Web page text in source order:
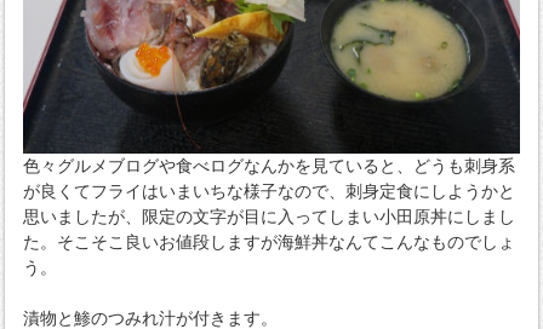
色々グルメブログや食べログなんかを見ていると、どうも刺身系
が良くてフライはいまいちな様子なので、刺身定食にしようかと
思いましたが、限定の文字が目に入ってしまい小田原丼にしまし
た。そこそこ良いお値段しますが海鮮丼なんてこんなものでしょ
う。
漬物と鯵のつみれ汁が付きます。